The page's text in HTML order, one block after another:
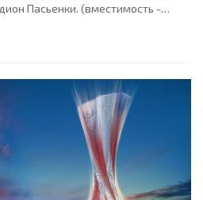
Пасьенки. (вместимость -
Флинк (Швеция). Резервный: Пер
Кристиан Колчак, Эрик Грендель